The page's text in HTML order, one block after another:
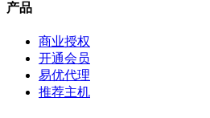
产品
商业授权
开通会员
易优代理
推荐主机